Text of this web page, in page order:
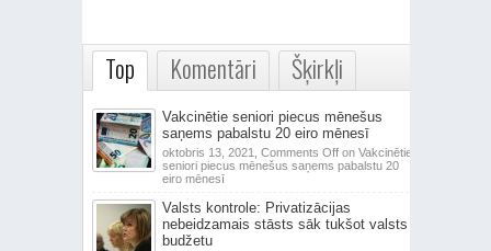
Top Komentāri Šķirkļi
Vakcinētie seniori piecus mēnešus
saņems pabalstu 20 eiro mēnesī
oktobris 13, 2021, Comments Offon Vakcinētie
seniori piecus mēnešus saņems pabalstu 20
eiro mēnesī
Valsts kontrole: Privatizācijas
nebeidzamais stāsts sāk tukšot valsts
budžetu